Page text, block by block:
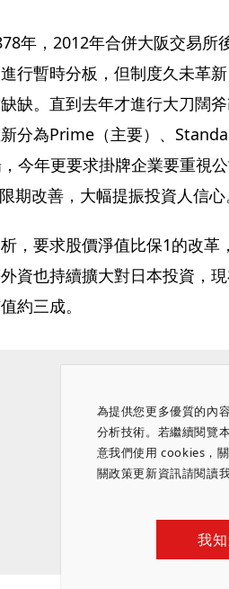
為提供您更多優質的內
分析技術。若繼續閱覽
意我們使用 cookies，
關政策更新資訊請閱讀
我
年，2012年合併大阪交易所
行暫時分板，但制度久未革
缺。直到去年才進行大刀闊
分為Prime（主要）、
今年更要求掛牌企業要重視
期改善，大幅提振投資人信心
，要求股價淨值比保1的改革
資也持續擴大對日本投資，
約三成。